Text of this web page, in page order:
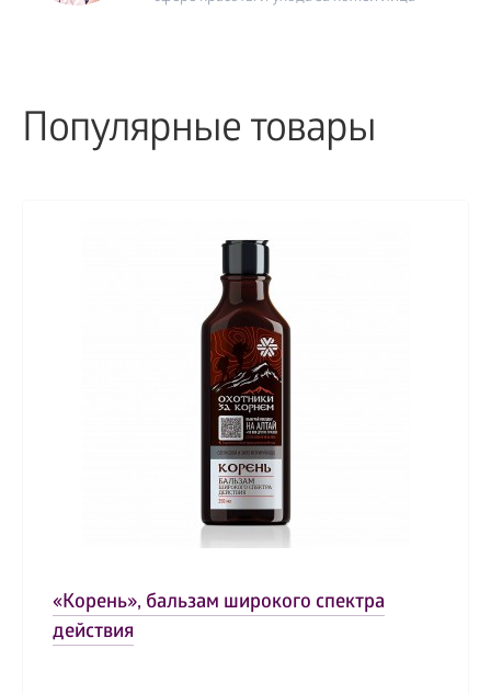
Популярные товары
«Корень», бальзам широкого спектра
действия